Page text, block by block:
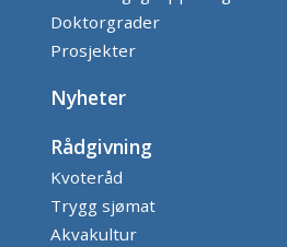
Doktorgrader
Prosjekter
Nyheter
Rådgivning
Kvoteråd
Trygg sjømat
Akvakultur